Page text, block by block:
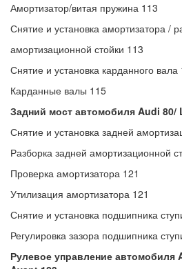
Амортизатор/витая пружина 113
Снятие и установка амортизатора /
амортизационной стойки 113
Снятие и установка карданного вала
Карданные валы 115
Задний мост автомобиля Audi 80/
Снятие и установка задней
Разборка задней амортизационной
Проверка амортизатора 121
Утилизация амортизатора 121
Снятие и установка подшипника
Регулировка зазора подшипника
Рулевое управление автомобиля